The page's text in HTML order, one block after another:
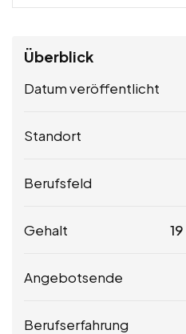
Überblick
Datum veröffentlicht
Standort
Berufsfeld
Gehalt 19
Angebotsende
Berufserfahrung